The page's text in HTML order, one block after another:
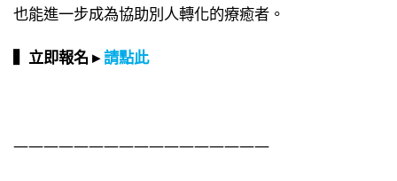
也能進一步成為協助別人轉化的療癒者。
▍立即報名 ▸請點此
—————————————————